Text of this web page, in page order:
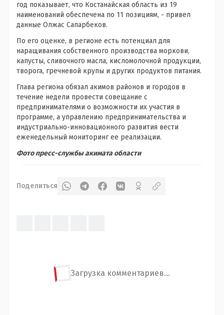
год показывает, что Костанайская область из 19
наименований обеспечена по 11 позициям, - привел
данные Олжас Сапарбеков.
По его оценке, в регионе есть потенциал для
наращивания собственного производства моркови,
капусты, сливочного масла, кисломолочной продукции,
творога, гречневой крупы и других продуктов питания.
Глава региона обязал акимов районов и городов в
течение недели провести совещание с
предпринимателями о возможности их участия в
программе, а управлению предпринимательства и
индустриально-инновационного развития вести
еженедельный мониторинг ее реализации.
Фото пресс-службы акимата области
Поделиться
Загрузка комментариев...